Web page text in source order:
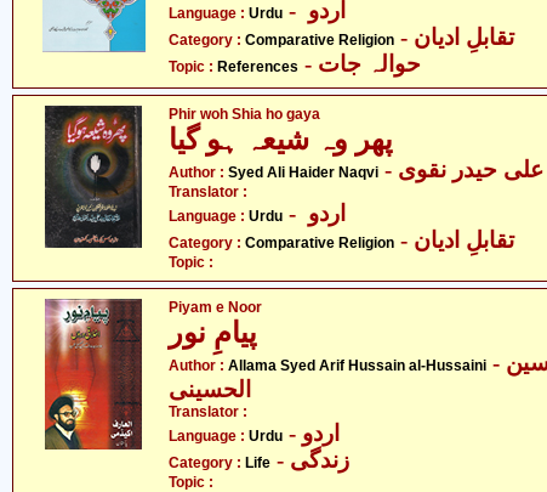
Language : Urdu
Category : Comparative Religion - تقابلِ ادیان
Topic : References - حوالہ جات
Phir woh Shia ho gaya
Author : Syed Ali Haider Naqvi علی حیدر نقوی
Translator :
Language : Urdu
Category : Comparative Religion - تقابلِ ادیان
Topic :
Piyam e Noor
پیامِ نور
Author : Allama Syed Arif Hussain al-Hussaini - علامہ سید عارف حسین
الحسینی
Translator :
Language : Urdu - اردو
Category : Life - زندگی
Topic :